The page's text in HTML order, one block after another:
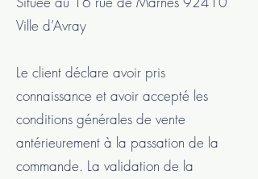
Ville d’Avray
Le client déclare avoir pris
connaissance et avoir accepté les
conditions générales de vente
antérieurement à la passation de la
commande. La validation de la